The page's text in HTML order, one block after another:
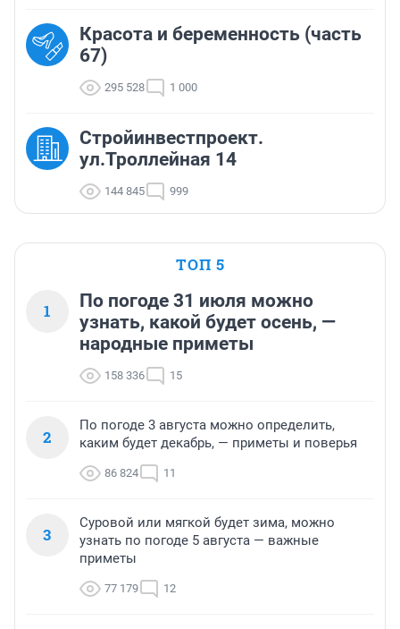
Красота и беременность (часть
67)
295 528 1 000
Стройинвестпроект.
ул.Троллейная 14
144 845 999
ТОП 5
1
По погоде 31 июля можно
узнать, какой будет осень, —
народные приметы
158 336 15
2
По погоде 3 августа можно определить,
каким будет декабрь, — приметы и поверья
86 824 11
3
Суровой или мягкой будет зима, можно
узнать по погоде 5 августа — важные
приметы
77 179 12